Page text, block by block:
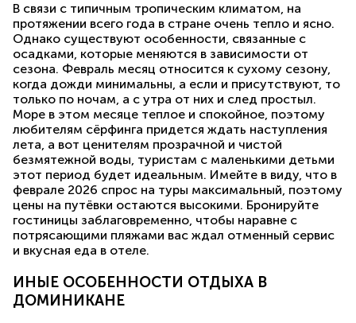
В связи с типичным тропическим климатом, на
протяжении всего года в стране очень тепло и ясно.
Однако существуют особенности, связанные с
осадками, которые меняются в зависимости от
сезона. Февраль месяц относится к сухому сезону,
когда дожди минимальны, а если и присутствуют, то
только по ночам, а с утра от них и след простыл.
Море в этом месяце теплое и спокойное, поэтому
любителям сёрфинга придется ждать наступления
лета, а вот ценителям прозрачной и чистой
безмятежной воды, туристам с маленькими детьми
этот период будет идеальным. Имейте в виду, что в
феврале 2026 спрос на туры максимальный, поэтому
цены на путёвки остаются высокими. Бронируйте
гостиницы заблаговременно, чтобы наравне с
потрясающими пляжами вас ждал отменный сервис
и вкусная еда в отеле.
ИНЫЕ ОСОБЕННОСТИ ОТДЫХА В
ДОМИНИКАНЕ